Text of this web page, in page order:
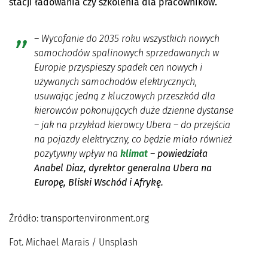
– Wycofanie do 2035 roku wszystkich nowych
samochodów spalinowych sprzedawanych w
Europie przyspieszy spadek cen nowych i
używanych samochodów elektrycznych,
usuwając jedną z kluczowych przeszkód dla
kierowców pokonujących duże dzienne dystanse
– jak na przykład kierowcy Ubera – do przejścia
na pojazdy elektryczny, co będzie miało również
pozytywny wpływ na klimat– powiedziała
Anabel Diaz, dyrektor generalna Ubera na
Europę, Bliski Wschód i Afrykę.
Źródło: transportenvironment.org
Fot. Michael Marais / Unsplash